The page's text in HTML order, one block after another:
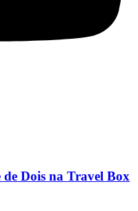
Dois na Travel Box